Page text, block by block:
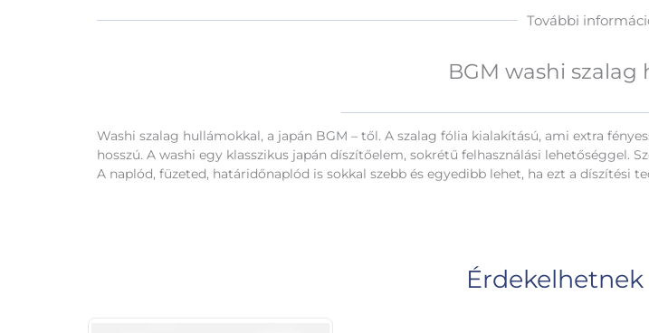
További
BGM washi szalag
Washi szalag hullámokkal, a japán BGM – től. A szalag fólia kialakítású, ami extra
hosszú. A washi egy klasszikus japán díszítőelem, sokrétű felhasználási lehetőséggel.
A naplód, füzeted, határidőnaplód is sokkal szebb és egyedibb lehet, ha ezt a díszítési